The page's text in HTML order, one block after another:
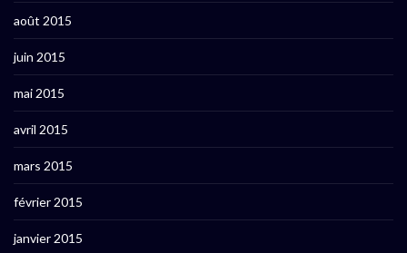
août 2015
juin 2015
mai 2015
avril 2015
mars 2015
février 2015
janvier 2015